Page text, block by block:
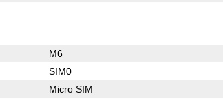
M6
SIM0
Micro SIM